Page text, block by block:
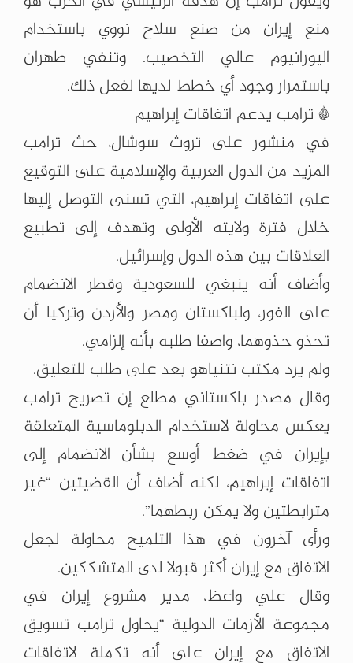
منع إيران من صنع سلاح نووي باستخدام
اليورانيوم عالي التخصيب. وتنفي طهران
باستمرار وجود أي خطط لديها لفعل ذلك.
* ترامب يدعم اتفاقات إبراهيم
في منشور على تروث سوشال، حث ترامب
المزيد من الدول العربية والإسلامية على التوقيع
على اتفاقات إبراهيم، التي تسنى التوصل إليها
خلال فترة ولايته الأولى وتهدف إلى تطبيع
العلاقات بين هذه الدول وإسرائيل.
وأضاف أنه ينبغي للسعودية وقطر الانضمام
على الفور، ولباكستان ومصر والأردن وتركيا أن
تحذو حذوهما، واصفا طلبه بأنه إلزامي.
ولم يرد مكتب نتنياهو بعد على طلب للتعليق.
وقال مصدر باكستاني مطلع إن تصريح ترامب
يعكس محاولة لاستخدام الدبلوماسية المتعلقة
بإيران في ضغط أوسع بشأن الانضمام إلى
اتفاقات إبراهيم، لكنه أضاف أن القضيتين “غير
مترابطتين ولا يمكن ربطهما”.
ورأى آخرون في هذا التلميح محاولة لجعل
الاتفاق مع إيران أكثر قبولا لدى المتشككين.
وقال علي واعظ، مدير مشروع إيران في
مجموعة الأزمات الدولية “يحاول ترامب تسويق
الاتفاق مع إيران على أنه تكملة لاتفاقات